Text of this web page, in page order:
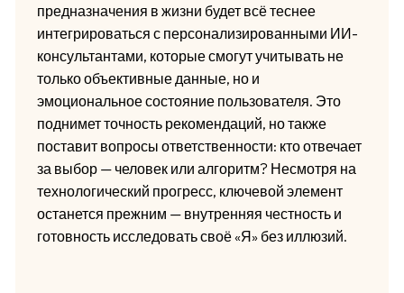
предназначения в жизни будет всё теснее
интегрироваться с персонализированными ИИ-
консультантами, которые смогут учитывать не
только объективные данные, но и
эмоциональное состояние пользователя. Это
поднимет точность рекомендаций, но также
поставит вопросы ответственности: кто отвечает
за выбор — человек или алгоритм? Несмотря на
технологический прогресс, ключевой элемент
останется прежним — внутренняя честность и
готовность исследовать своё «Я» без иллюзий.